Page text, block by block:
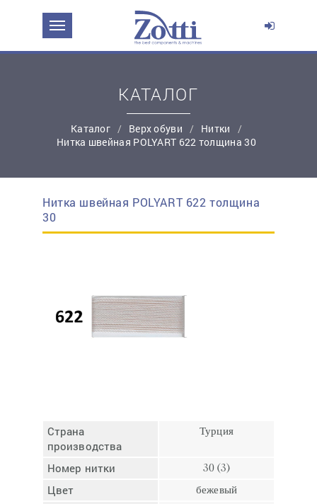
простую регистрацию
КАТАЛОГ
Каталог Верх обуви
Нитки
Нитка швейная POLYART 622 толщина 30
Нитка швейная POLYART 622 толщина
30
Страна
производства
Турция
Номер нитки 30 (3)
Цвет бежевый
ЗАДАТЬ ВОПРОС О ПРОДУКТЕ
Эл. почта:*
Контактный телефон:*
Ваш вопрос: